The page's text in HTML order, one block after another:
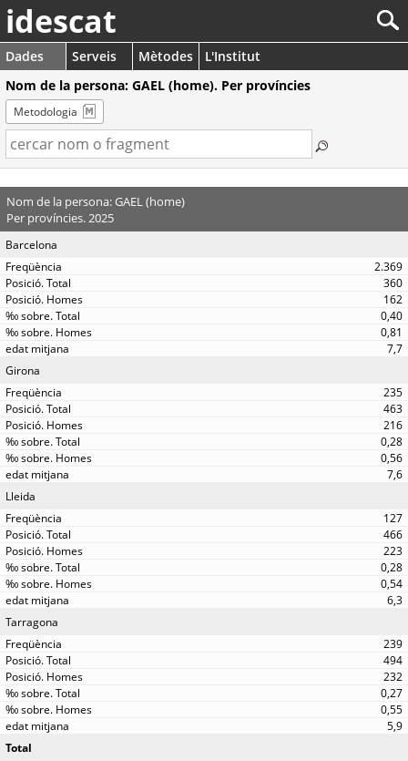
idescat
Dades Serveis Mètodes
L'Institut
Nom de la persona: GAEL (home). Per províncies
Metodologia
Nom de la persona: GAEL (home)
Per províncies. 2025
Barcelona
2.369
360
162
0,40
0,81
7,7
Girona
235
463
216
0,28
0,56
7,6
Lleida
127
466
223
0,28
0,54
6,3
Tarragona
239
494
232
0,27
0,55
5,9
Total